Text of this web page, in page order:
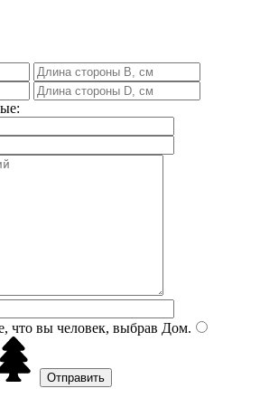
что вы человек, выбрав Дом.